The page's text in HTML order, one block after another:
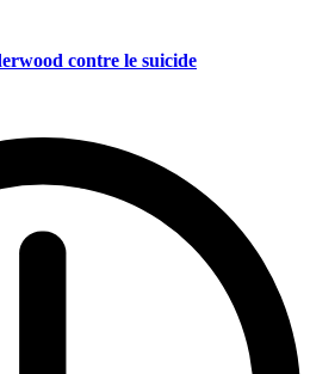
contre le suicide